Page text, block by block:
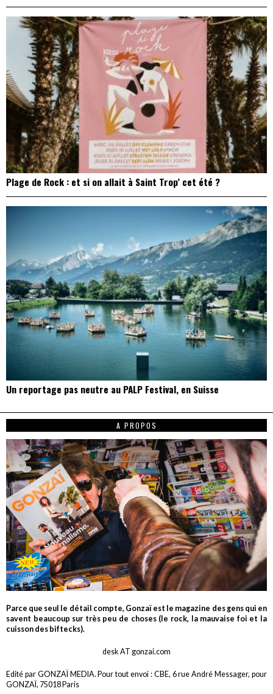
Plage de Rock : et si on allait à Saint Trop’ cet été ?
Un reportage pas neutre au PALP Festival, en Suisse
A PROPOS
Parce que seul le détail compte, Gonzaï est le magazine des gens qui en
savent beaucoup sur très peu de choses (le rock, la mauvaise foi et la
cuisson des biftecks).
desk AT gonzai.com
Edité par GONZAÏ MEDIA. Pour tout envoi : CBE, 6 rue André Messager, pour
GONZAÏ, 75018 Paris